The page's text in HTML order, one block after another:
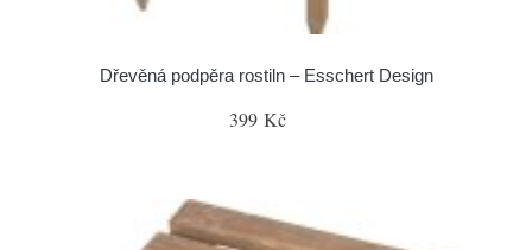
Dřevěná podpěra rostiln – Esschert Design
399 Kč